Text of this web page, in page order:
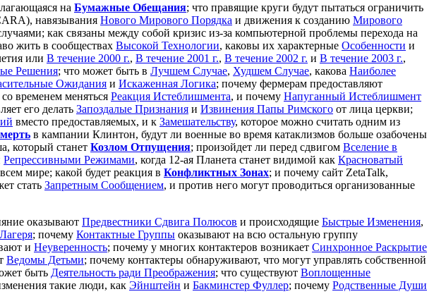
на Бумажные Обещания; что правящие круги будут пытаться ограничить
навязывания Нового Мирового Порядка и движения к созданию Мирового
как связаны между собой кризис из-за компьютерной проблемы перехода на
жить в сообществах Высокой Технологии, каковы их характерные Особенности и
или В течение 2000 г., В течение 2001 г., В течение 2002 г. и В течение 2003 г.,
Решения; что может быть в Лучшем Случае, Худшем Случае, какова Наиболее
Ожидания и Искаженная Логика; почему фермерам предоставляют
временем меняться Реакция Истеблишмента, и почему Напуганный Истеблишмент
его делать Запоздалые Признания и Извинения Папы Римского от лица церкви;
вместо предоставляемых, и к Замешательству, которое можно считать одним из
в кампании Клинтон, будут ли военные во время катаклизмов больше озабочены
который станет Козлом Отпущения; произойдет ли перед сдвигом Вселение в
Репрессивными Режимами, когда 12-ая Планета станет видимой как Красноватый
мире; какой будет реакция в Конфликтных Зонах; и почему сайт ZetaTalk,
стать Запретным Сообщением, и против него могут проводиться организованные
оказывают Предвестники Сдвига Полюсов и происходящие Быстрые Изменения,
; почему Контактные Группы оказывают на всю остальную группу
и Неуверенность; почему у многих контактеров возникает Синхронное Раскрытие
Ведомы Детьми; почему контактеры обнаруживают, что могут управлять собственной
быть Деятельность ради Преображения; что существуют Воплощенные
такие люди, как Эйнштейн и Бакминстер Фуллер; почему Родственные Души